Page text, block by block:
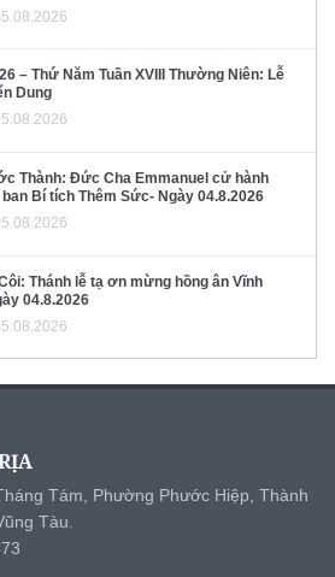
– Thứ Năm Tuần XVIII Thường Niên: Lễ
Dung
Thành: Đức Cha Emmanuel cử hành
ban Bí tích Thêm Sức- Ngày 04.8.2026
Thánh lễ tạ ơn mừng hồng ân Vĩnh
04.8.2026
Tám, Phường Phước Hiệp, Thành
Tàu.